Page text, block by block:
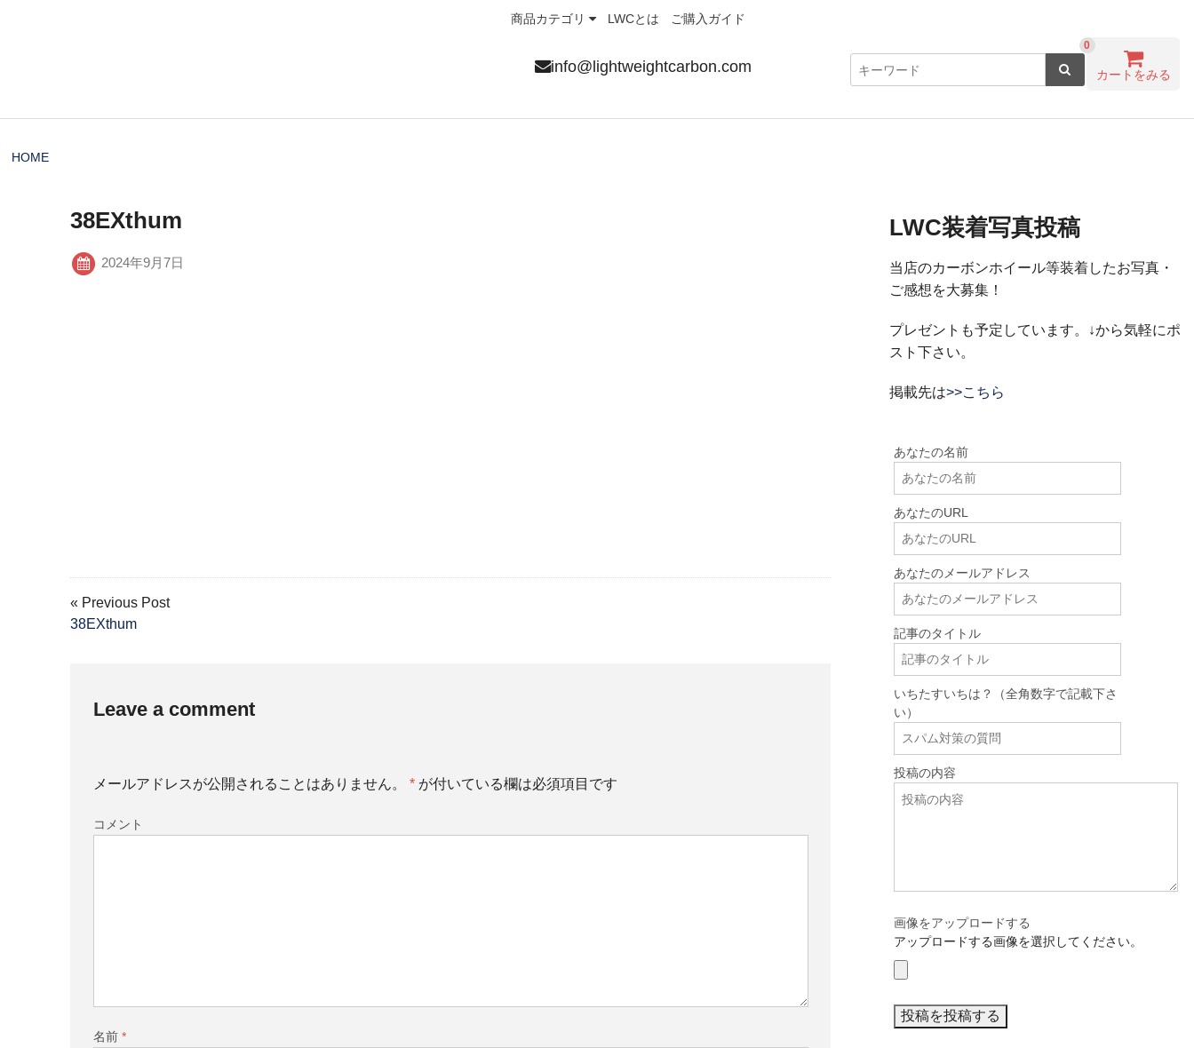
カートをみる
0
商品カテゴリ LWCとは ご購入ガイド
info@lightweightcarbon.com
HOME
38EXthum
2024年9月7日
« Previous Post
38EXthum
Leave a comment
メールアドレスが公開されることはありません。 *が付いている欄は必須項目です
コメント
名前 *
LWC装着写真投稿
当店のカーボンホイール等装着したお写真・
ご感想を大募集！
プレゼントも予定しています。↓から気軽にポ
スト下さい。
掲載先は>>こちら
あなたの名前
あなたのURL
あなたのメールアドレス
記事のタイトル
いちたすいちは？（全角数字で記載下さ
い）
投稿の内容
画像をアップロードする
アップロードする画像を選択してください。